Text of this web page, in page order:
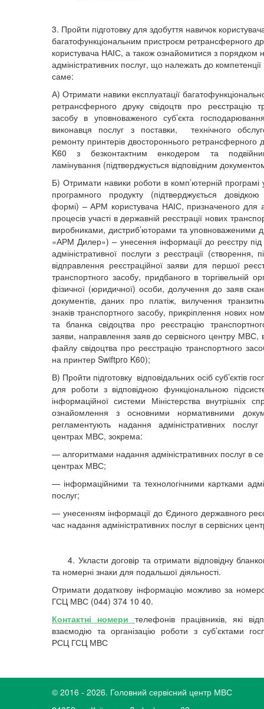
3. Пройти підготовку для здобуття навичок
багатофункціональним пристроєм ретрансферного
користувача НАІС, а також ознайомитися з порядком
адміністративних послуг, що належать до
саме:
А) Отримати навики експлуатації
ретрансферного друку свідоцтв про реєстрацію
засобу в уповноваженого суб’єкта
виконавця послуг з поставки, технічного
ремонту принтерів двостороннього ретрансферного
K60 з безконтактним енкодером та
ламінування (підтверджується відповідним
Б) Отримати навики роботи в комп’ютерній програмі
програмного продукту (підтверджується
формі) – АРМ користувача НАІС, призначеного для
процесів участі в державній реєстрації нових
виробниками, дистриб’юторами та уповноваженими
«АРМ Дилер») – унесення інформації до реєстру
адміністративної послуги з реєстрації (створення,
відправлення реєстраційної заяви для першої
транспортного засобу, придбаного в торгівельній
фізичної (юридичної) особи, долучення до заяв
документів, даних про платіж, вилучення
знаків транспортного засобу, прикріплення нових
та бланка свідоцтва про реєстрацію
заяви, направлення заяв до сервісного центру МВС,
файлу свідоцтва про реєстрацію транспортного
на принтер Swiftpro K60);
В) Пройти підготовку відповідальних осіб суб’єктів
для роботи з відповідною функціональною
інформаційної системи Міністерства внутрішніх
ознайомлення з основними нормативними
регламентують надання адміністративних
центрах МВС, зокрема:
— алгоритмами надання адміністративних послуг в
центрах МВС;
— інформаційними та технологічними картками
послуг;
— унесенням інформації до Єдиного державного
час надання адміністративних послуг в сервісних
4. Укласти договір та отримати відповідну
та номерні знаки для подальшої діяльності.
Отримати додаткову інформацію можливо за
ГСЦ МВС (044) 374 10 40.
Контактні номери телефонів працівників, які
взаємодію та організацію роботи з суб’єктами
РСЦ ГСЦ МВС
© 2016 - 2026. Головний сервісний центр МВС